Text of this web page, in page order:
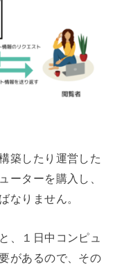
築したり運営した
ーターを購入し、
なりません。
、１日中コンピュ
があるので、その